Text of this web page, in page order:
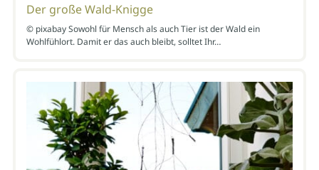
Der große Wald-Knigge
© pixabay Sowohl für Mensch als auch Tier ist der Wald ein
Wohlfühlort. Damit er das auch bleibt, solltet Ihr…